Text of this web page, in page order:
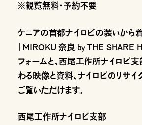
※観覧無料・予約不要
ケニアの首都ナイロビの装いから
「MIROKU 奈良 by THE SHARE
フォームと、西尾工作所ナイロビ
わる映像と資料、ナイロビのリサイ
ご覧いただけます。
西尾工作所ナイロビ支部